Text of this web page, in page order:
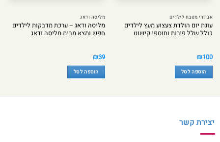
אביזרי מטבח לילדים
עוגת יום הולדת צעצוע מעץ לילדים
כולל שלל פירות ותוספי קישוט
₪100
הוספה לסל
מליסה ודאג
מליסה ודאג – ערכת מדבקות לילדים
חפש ומצא מבית מליסה ודאג
₪39
הוספה לסל
יצירת קשר